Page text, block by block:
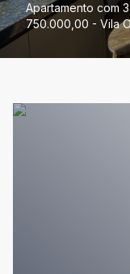
Apartamento com
750.000,00 - Vila